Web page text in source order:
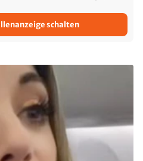
schalten